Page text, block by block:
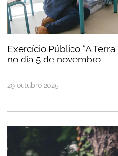
Exercício Público “A
no dia 5 de novembro
29 outubro 2025
Situação de alerta